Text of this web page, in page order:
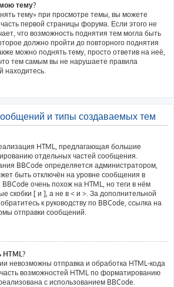
тему?
тему» при просмотре темы, вы можете
первой страницы форума. Если этого не
что возможность поднятия тем могла быть
должно пройти до повторного поднятия
можно поднять тему, просто ответив на неё,
тем самым вы не нарушаете правила
находитесь.
и типы создаваемых тем
HTML, предлагающая большие
отдельных частей сообщения.
BBCode определяется администратором,
быть отключён на уровне сообщения в
очень похож на HTML, но теги в нём
скобки [ и ], а не в < и >. За дополнительной
к руководству по BBCode, ссылка на
отправки сообщений.
невозможны отправка и обработка HTML-кода
возможностей HTML по форматированию
с использованием BBCode.